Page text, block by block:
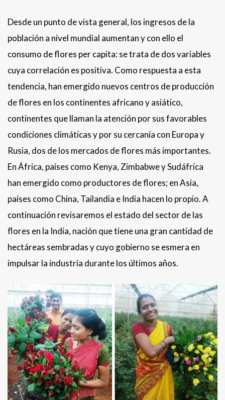
Desde un punto de vista general, los ingresos de la
población a nivel mundial aumentan y con ello el
consumo de flores per capita: se trata de dos variables
cuya correlación es positiva. Como respuesta a esta
tendencia, han emergido nuevos centros de producción
de flores en los continentes africano y asiático,
continentes que llaman la atención por sus favorables
condiciones climáticas y por su cercanía con Europa y
Rusia, dos de los mercados de flores más importantes.
En África, países como Kenya, Zimbabwe y Sudáfrica
han emergido como productores de flores; en Asia,
países como China, Tailandia e India hacen lo propio. A
continuación revisaremos el estado del sector de las
flores en la India, nación que tiene una gran cantidad de
hectáreas sembradas y cuyo gobierno se esmera en
impulsar la industria durante los últimos años.